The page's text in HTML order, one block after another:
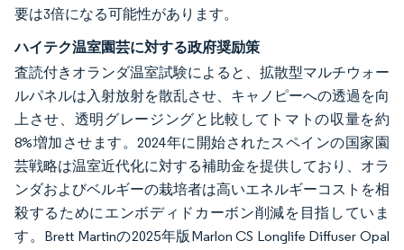
要は3倍になる可能性があります。
ハイテク温室園芸に対する政府奨励策
査読付きオランダ温室試験によると、拡散型マルチウォー
ルパネルは入射放射を散乱させ、キャノピーへの透過を向
上させ、透明グレージングと比較してトマトの収量を約
8%増加させます。2024年に開始されたスペインの国家園
芸戦略は温室近代化に対する補助金を提供しており、オラ
ンダおよびベルギーの栽培者は高いエネルギーコストを相
殺するためにエンボディドカーボン削減を目指していま
す。Brett Martinの2025年版Marlon CS Longlife Diffuser Opal